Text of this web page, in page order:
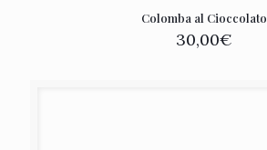
Colomba al Cioccolato
30,00€